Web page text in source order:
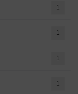
1
1
1
1